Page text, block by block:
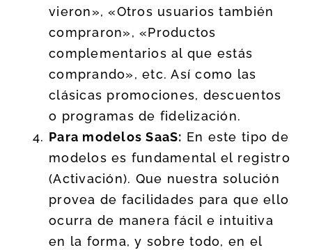
vieron», «Otros usuarios también
compraron», «Productos
complementarios al que estás
comprando», etc. Así como las
clásicas promociones, descuentos
o programas de fidelización.
Para modelos SaaS: En este tipo de
modelos es fundamental el registro
(Activación). Que nuestra solución
provea de facilidades para que ello
ocurra de manera fácil e intuitiva
en la forma, y sobre todo, en el